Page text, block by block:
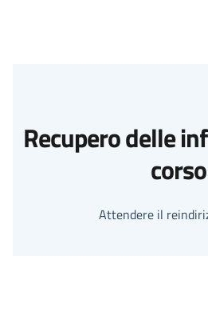
Recupero delle
corso
Attendere il